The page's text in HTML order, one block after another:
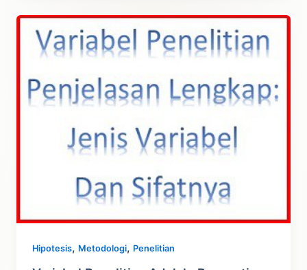
Penelitian.
Pengertian,
Contoh
Hipotesis, Metodologi, Penelitian